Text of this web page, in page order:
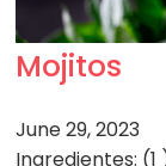
Mojitos
June 29, 2023
Ingredientes: (1